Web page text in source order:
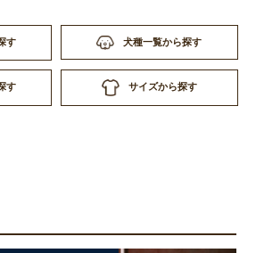
す 犬種一覧から探す
す サイズから探す